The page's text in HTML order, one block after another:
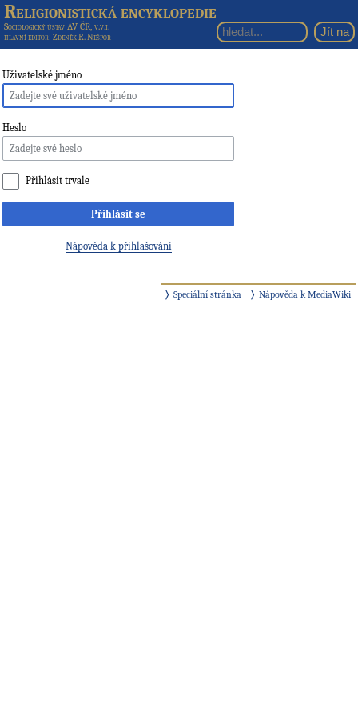
Religionistická encyklopedie
Sociologický ústav AV ČR, v.v.i.
hlavní editor: Zdeněk R. Nešpor
Uživatelské jméno
Heslo
Přihlásit trvale
Přihlásit se
Nápověda k přihlašování
Speciální stránka Nápověda k MediaWiki